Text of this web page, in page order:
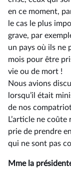
en ce moment,
le cas le plus
grave, par
un pays où ils ne
mois pour être
vie ou de mort !
Nous avions
lorsqu’il était
de nos
L’article ne
prie de prendre
qui ne sont pas
Mme la